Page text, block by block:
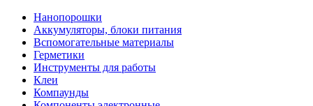
Нанопорошки
Аккумуляторы, блоки питания
Вспомогательные материалы
Герметики
Инструменты для работы
Клеи
Компаунды